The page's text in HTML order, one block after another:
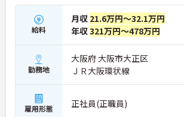
給料
月収 21.6万円～32.1万円
年収321万円～478万円
勤務地
大阪府 大阪市大正区
ＪＲ大阪環状線
雇用形態 正社員(正職員)